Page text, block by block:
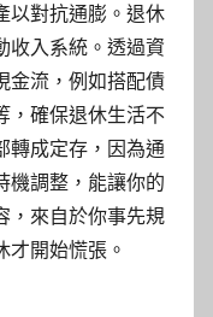
以對抗通膨。退休
收入系統。透過資
金流，例如搭配債
，確保退休生活不
轉成定存，因為通
機調整，能讓你的
，來自於你事先規
才開始慌張。